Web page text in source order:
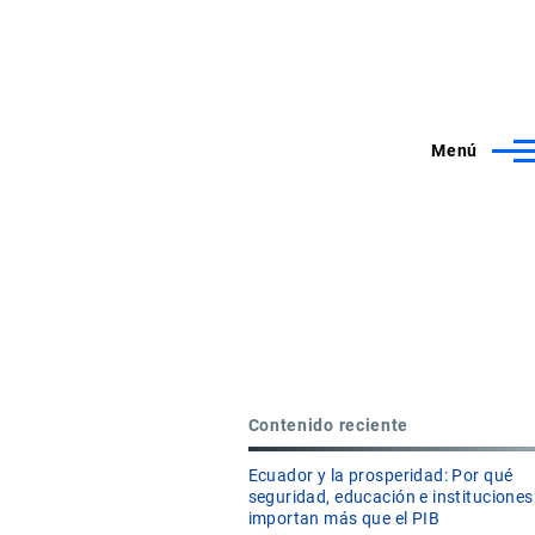
Menú
Contenido reciente
Ecuador y la prosperidad: Por qué
seguridad, educación e instituciones
importan más que el PIB